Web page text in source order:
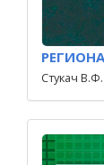
Стукач В.Ф.